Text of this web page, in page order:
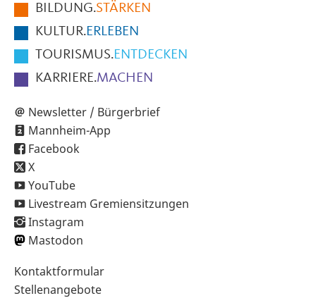
SeiteBILDUNG.STÄRKEN
KULTUR.ERLEBEN
TOURISMUS.ENTDECKEN
KARRIERE.MACHEN
Newsletter / Bürgerbrief
Mannheim-App
Facebook
X
YouTube
Livestream Gremiensitzungen
Instagram
Mastodon
Sekundärnavigation
im
Kontaktformular
Stellenangebote